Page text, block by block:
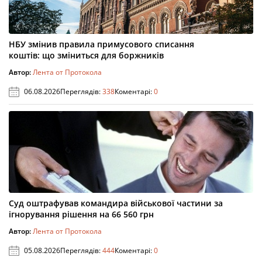
НБУ змінив правила примусового списання
коштів: що зміниться для боржників
Автор:Лента от Протокола
06.08.2026Переглядів:338Коментарі:0
Суд оштрафував командира військової частини за
ігнорування рішення на 66 560 грн
Автор:Лента от Протокола
05.08.2026Переглядів:444Коментарі:0